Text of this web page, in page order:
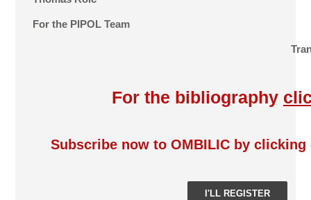
For the PIPOL Team
For the bibliography
Subscribe now to OMBILIC by
I'LL REGISTER